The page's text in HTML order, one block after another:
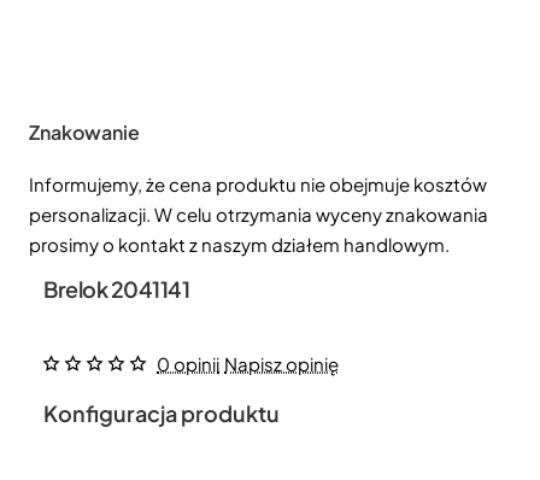
Znakowanie
Informujemy, że cena produktu nie obejmuje kosztów
personalizacji. W celu otrzymania wyceny znakowania
prosimy o kontakt z naszym działem handlowym.
Brelok 2041141
0 opinii Napisz opinię
Konfiguracja produktu